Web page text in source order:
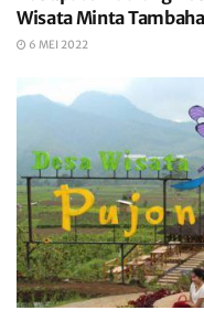
Wisata Minta
6 MEI 2022